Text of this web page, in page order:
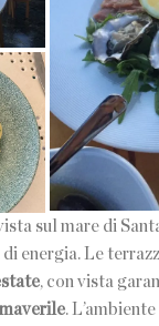
sul mare di
energia. Le
, con vista
.